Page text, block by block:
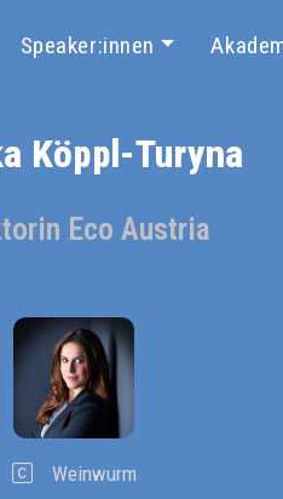
Speaker:innen
Köppl-Turyna
Eco Austria
Weinwurm